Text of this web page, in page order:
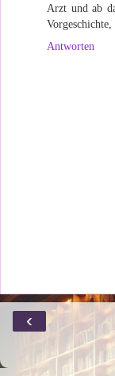
Arzt und ab
Antworten
‹